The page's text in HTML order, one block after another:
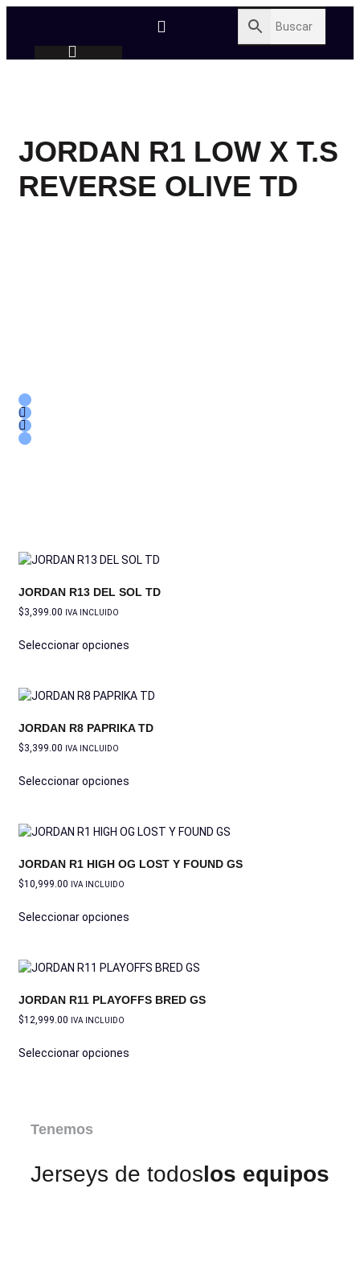
JORDAN R1 LOW X T.S
REVERSE OLIVE TD
JORDAN R13 DEL SOL TD
$3,399.00 IVA INCLUIDO
Seleccionar opciones
JORDAN R8 PAPRIKA TD
$3,399.00 IVA INCLUIDO
Seleccionar opciones
JORDAN R1 HIGH OG LOST Y FOUND GS
$10,999.00 IVA INCLUIDO
Seleccionar opciones
JORDAN R11 PLAYOFFS BRED GS
$12,999.00 IVA INCLUIDO
Seleccionar opciones
Tenemos
Jerseys de todoslos equipos